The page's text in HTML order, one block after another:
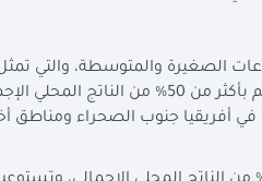
الصغيرة والمتوسطة، والتي تمثل
أكثر من 90% من إجمالي عدد الشركات، وتوفر ما يصل إلى 70% من فرص العمل، وتسهم بأكثر من 50% من
أفريقيا جنوب الصحراء ومناطق